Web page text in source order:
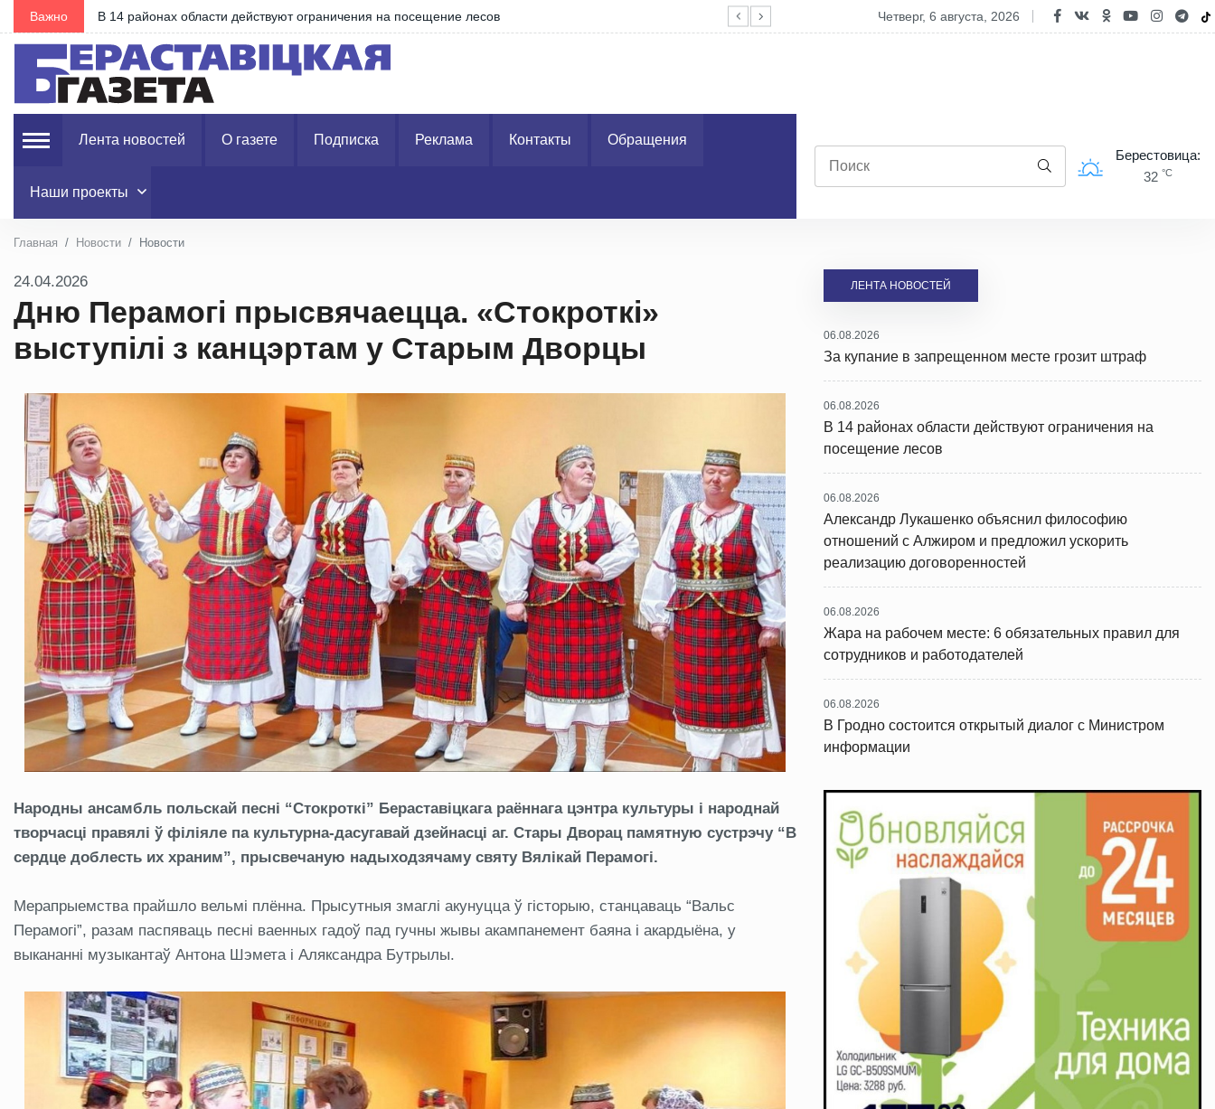
Важно Александр Лукашенко объяснил философию отношений с Алжиром и предложил ускорить… Жара на рабочем месте: 6 обязательных правил для сотрудников и
четверг, 6 августа, 2026
Лента новостей О газете Подписка Реклама Контакты Обращения
Наши проекты
Берестовица:
32 °C
Главная Новости Новости
24.04.2026
Дню Перамогі прысвячаецца. «Стокроткі»
выступілі з канцэртам у Старым Дворцы
Народны ансамбль польскай песні “Стокроткі” Бераставіцкага раённага цэнтра культуры і народнай
творчасці правялі ў філіяле па культурна-дасугавай дзейнасці аг. Стары Дворац памятную сустрэчу “В
сердце доблесть их храним”, прысвечаную надыходзячаму святу Вялікай Перамогі.
Мерапрыемства прайшло вельмі плённа. Прысутныя змаглі акунуцца ў гісторыю, станцаваць “Вальс
Перамогі”, разам паспяваць песні ваенных гадоў пад гучны жывы акампанемент баяна і акардыёна, у
выкананні музыкантаў Антона Шэмета і Аляксандра Бутрылы.
ЛЕНТА НОВОСТЕЙ
06.08.2026
За купание в запрещенном месте грозит штраф
06.08.2026
В 14 районах области действуют ограничения на
посещение лесов
06.08.2026
Александр Лукашенко объяснил философию
отношений с Алжиром и предложил ускорить
реализацию договоренностей
06.08.2026
Жара на рабочем месте: 6 обязательных правил для
сотрудников и работодателей
06.08.2026
В Гродно состоится открытый диалог с Министром
информации